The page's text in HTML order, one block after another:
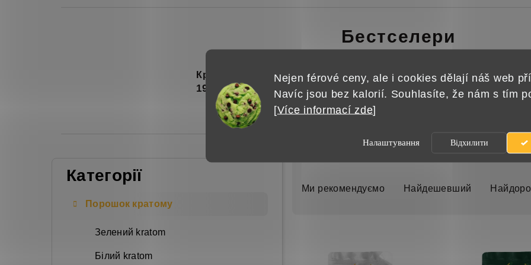
Nejen férové ceny, ale i cookies dělají náš web
Navíc jsou bez kalorií. Souhlasíte, že nám s tím
[Více informací zde]
Відхилити
Налаштування
Бестселери
Кратом білий 50 г
199 Kč
Kratом зелений 50 г
199 Kč
Пропустити
Категорії
Порошок кратому
Зелений kratom
Білий kratom
оМи рекомендуємо Найдешевший